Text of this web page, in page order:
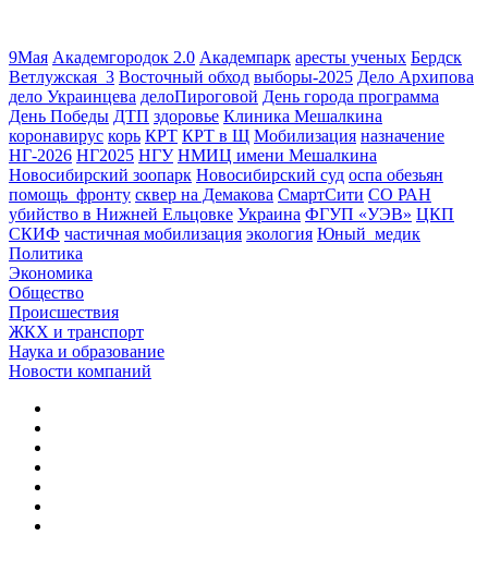
9Мая Академгородок 2.0 Академпарк аресты ученых Бердск
Ветлужская_3 Восточный обход выборы-2025 Дело Архипова
дело Украинцева делоПироговой День города программа
День Победы ДТП здоровье Клиника Мешалкина
коронавирус корь КРТ КРТ в Щ Мобилизация назначение
НГ-2026 НГ2025 НГУ НМИЦ имени Мешалкина
Новосибирский зоопарк Новосибирский суд оспа обезьян
помощь_фронту сквер на Демакова СмартСити СО РАН
убийство в Нижней Ельцовке Украина ФГУП «УЭВ» ЦКП
СКИФ частичная мобилизация экология Юный_медик
Политика
Экономика
Общество
Происшествия
ЖКХ и транспорт
Наука и образование
Новости компаний